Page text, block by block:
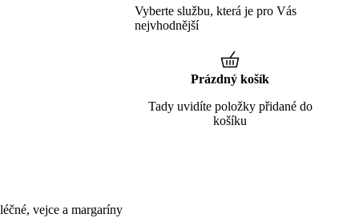
vejce a margaríny
Vyberte službu, která je pro Vás
nejvhodnější
Prázdný košík
Tady uvidíte položky přidané do
košíku